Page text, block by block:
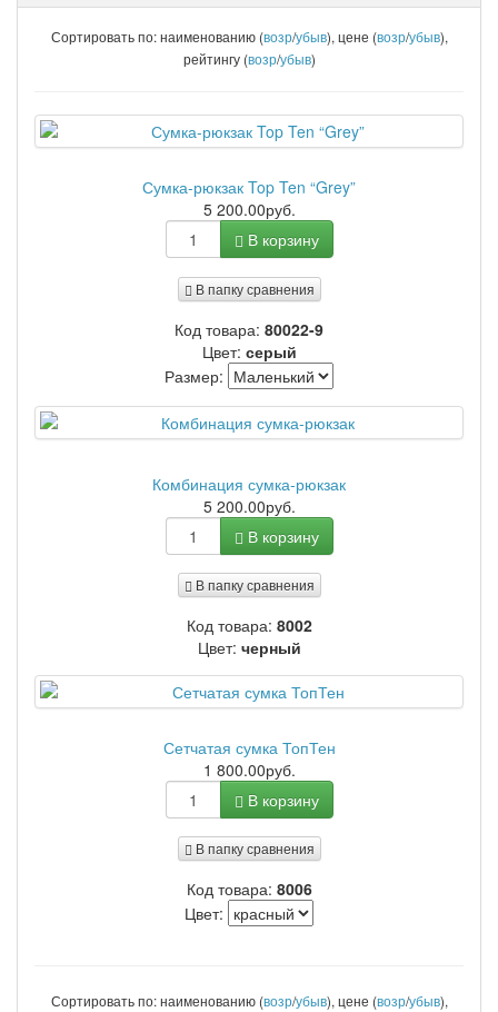
Сортировать по: наименованию (возр/убыв), цене (возр/убыв),
рейтингу (возр/убыв)
Сумка-рюкзак Top Ten “Grey”
5 200.00руб.
В корзину
В папку сравнения
Код товара: 80022-9
Цвет: серый
Размер:
Комбинация сумка-рюкзак
5 200.00руб.
В корзину
В папку сравнения
Код товара: 8002
Цвет: черный
Сетчатая сумка ТопТен
1 800.00руб.
В корзину
В папку сравнения
Код товара: 8006
Цвет:
Сортировать по: наименованию (возр/убыв), цене (возр/убыв),